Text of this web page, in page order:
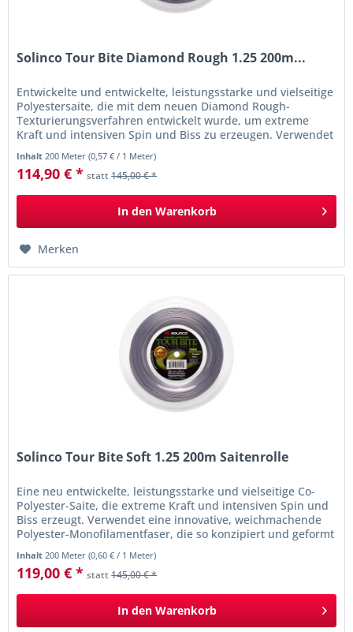
Solinco Tour Bite Diamond Rough 1.25 200m...
Entwickelte und entwickelte, leistungsstarke und vielseitige
Polyestersaite, die mit dem neuen Diamond Rough-
Texturierungsverfahren entwickelt wurde, um extreme
Kraft und intensiven Spin und Biss zu erzeugen. Verwendet
Inhalt 200 Meter(0,57 € / 1 Meter)
114,90 € * statt145,00 € *
In den Warenkorb
Merken
Solinco Tour Bite Soft 1.25 200m Saitenrolle
Eine neu entwickelte, leistungsstarke und vielseitige Co-
Polyester-Saite, die extreme Kraft und intensiven Spin und
Biss erzeugt. Verwendet eine innovative, weichmachende
Polyester-Monofilamentfaser, die so konzipiert und geformt
Inhalt 200 Meter(0,60 € / 1 Meter)
119,00 € * statt145,00 € *
In den Warenkorb